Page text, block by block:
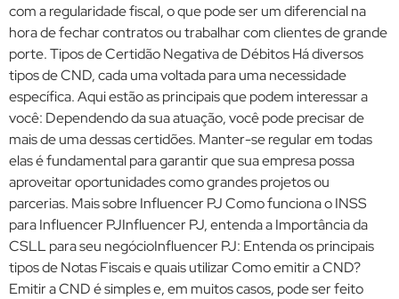
com a regularidade fiscal, o que pode ser um diferencial na
hora de fechar contratos ou trabalhar com clientes de grande
porte. Tipos de Certidão Negativa de Débitos Há diversos
tipos de CND, cada uma voltada para uma necessidade
específica. Aqui estão as principais que podem interessar a
você: Dependendo da sua atuação, você pode precisar de
mais de uma dessas certidões. Manter-se regular em todas
elas é fundamental para garantir que sua empresa possa
aproveitar oportunidades como grandes projetos ou
parcerias. Mais sobre Influencer PJ Como funciona o INSS
para Influencer PJInfluencer PJ, entenda a Importância da
CSLL para seu negócioInfluencer PJ: Entenda os principais
tipos de Notas Fiscais e quais utilizar Como emitir a CND?
Emitir a CND é simples e, em muitos casos, pode ser feito